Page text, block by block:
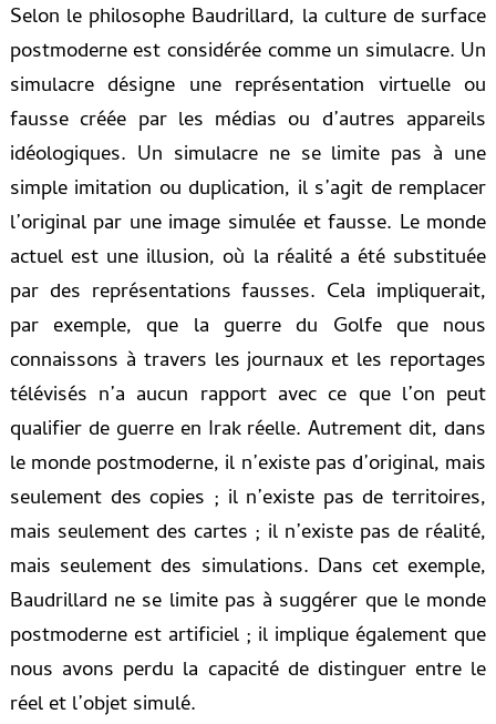
Selon le philosophe Baudrillard, la culture de surface
postmoderne est considérée comme un simulacre. Un
simulacre désigne une représentation virtuelle ou
fausse créée par les médias ou d’autres appareils
idéologiques. Un simulacre ne se limite pas à une
simple imitation ou duplication, il s’agit de remplacer
l’original par une image simulée et fausse. Le monde
actuel est une illusion, où la réalité a été substituée
par des représentations fausses. Cela impliquerait,
par exemple, que la guerre du Golfe que nous
connaissons à travers les journaux et les reportages
télévisés n’a aucun rapport avec ce que l’on peut
qualifier de guerre en Irak réelle. Autrement dit, dans
le monde postmoderne, il n’existe pas d’original, mais
seulement des copies ; il n’existe pas de territoires,
mais seulement des cartes ; il n’existe pas de réalité,
mais seulement des simulations. Dans cet exemple,
Baudrillard ne se limite pas à suggérer que le monde
postmoderne est artificiel ; il implique également que
nous avons perdu la capacité de distinguer entre le
réel et l’objet simulé.